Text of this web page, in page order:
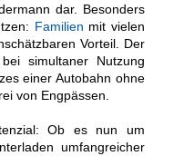
dar. Besonders
Familien mit vielen
Vorteil. Der
simultaner Nutzung
einer Autobahn ohne
von Engpässen.
Ob es nun um
umfangreicher